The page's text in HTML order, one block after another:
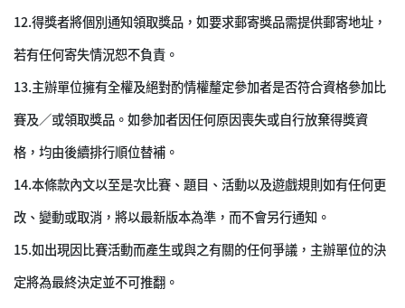
12.得獎者將個別通知領取獎品，如要求郵寄獎品需提供郵寄地址，
若有任何寄失情況恕不負責。
13.主辦單位擁有全權及絕對酌情權釐定參加者是否符合資格參加比
賽及／或領取獎品。如參加者因任何原因喪失或自行放棄得獎資
格，均由後續排行順位替補。
14.本條款內文以至是次比賽、題目、活動以及遊戲規則如有任何更
改、變動或取消，將以最新版本為準，而不會另行通知。
15.如出現因比賽活動而產生或與之有關的任何爭議，主辦單位的決
定將為最終決定並不可推翻。